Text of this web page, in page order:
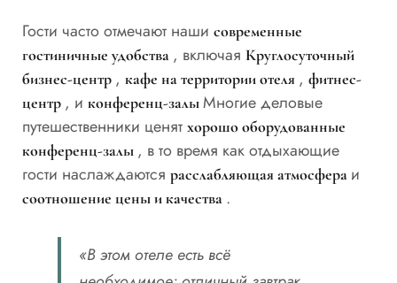
Гости часто отмечают наши современные
гостиничные удобства , включая Круглосуточный
бизнес-центр , кафе на территории отеля , фитнес-
центр , и конференц-залыМногие деловые
путешественники ценят хорошо оборудованные
конференц-залы , в то время как отдыхающие
гости наслаждаются расслабляющая атмосфера и
соотношение цены и качества .
«В этом отеле есть всё